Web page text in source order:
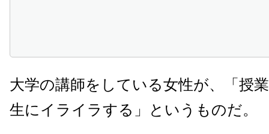
大学の講師をしている女性が、「授
生にイライラする」というものだ。